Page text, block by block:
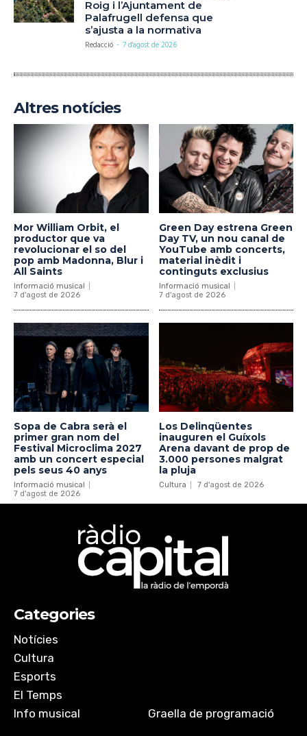
Roig i l’Ajuntament de
Palafrugell defensa que
s’ajusta a la normativa
Redacció - 7 d'agost de 2026
Altres notícies
Mor William Orbit, el
productor que va
revolucionar el so del
pop amb Madonna, Blur i
All Saints
Informació musical
7 d'agost de 2026
Green Day estrena Green
Day TV, un nou canal de
YouTube amb concerts,
material inèdit i
continguts exclusius
Informació musical
7 d'agost de 2026
Sopa de Cabra serà el
primer gran nom del
Festival Microclima 2027
amb un concert especial
pels seus 40 anys
Informació musical
7 d'agost de 2026
Los Delinqüentes
inauguren el Guíxols
Arena davant de prop de
3.000 persones malgrat
la pluja
Cultura 7 d'agost de 2026
Categories
Notícies
Cultura
Esports
El Temps
Info musical
Graella de programació